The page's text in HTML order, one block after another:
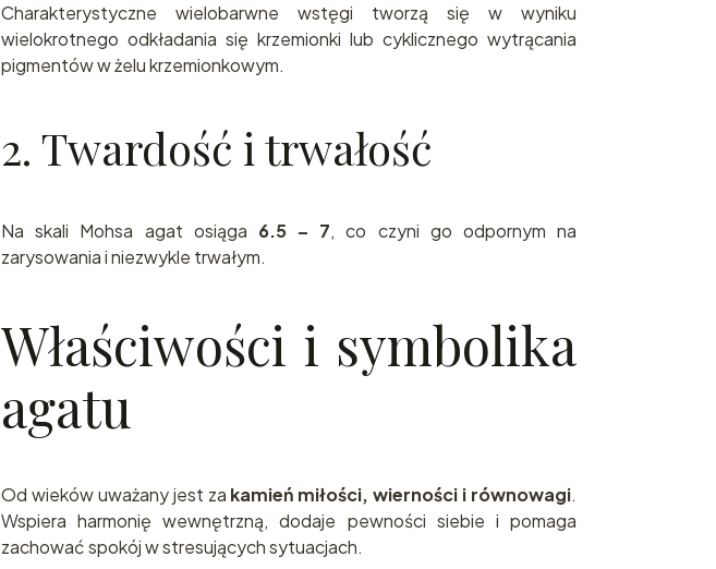
Charakterystyczne wielobarwne wstęgi tworzą się w wyniku
wielokrotnego odkładania się krzemionki lub cyklicznego wytrącania
pigmentów w żelu krzemionkowym.
2. Twardość i trwałość
Na skali Mohsa agat osiąga 6.5 – 7, co czyni go odpornym na
zarysowania i niezwykle trwałym.
Właściwości i symbolika
agatu
Od wieków uważany jest za kamień miłości, wierności i równowagi.
Wspiera harmonię wewnętrzną, dodaje pewności siebie i pomaga
zachować spokój w stresujących sytuacjach.